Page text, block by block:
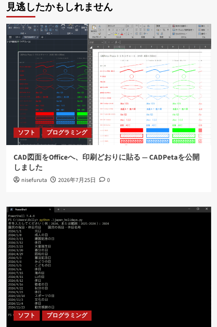
見逃したかもしれません
ソフト プログラミング
CAD図面をOfficeへ、印刷どおりに貼る ― CADPetaを公開
しました
nisefuruta 2026年7月25日 0
ソフト プログラミング